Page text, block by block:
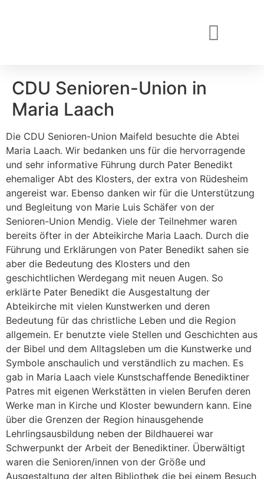
CDU Senioren-Union in
Maria Laach
Die CDU Senioren-Union Maifeld besuchte die Abtei
Maria Laach. Wir bedanken uns für die hervorragende
und sehr informative Führung durch Pater Benedikt
ehemaliger Abt des Klosters, der extra von Rüdesheim
angereist war. Ebenso danken wir für die Unterstützung
und Begleitung von Marie Luis Schäfer von der
Senioren-Union Mendig. Viele der Teilnehmer waren
bereits öfter in der Abteikirche Maria Laach. Durch die
Führung und Erklärungen von Pater Benedikt sahen sie
aber die Bedeutung des Klosters und den
geschichtlichen Werdegang mit neuen Augen. So
erklärte Pater Benedikt die Ausgestaltung der
Abteikirche mit vielen Kunstwerken und deren
Bedeutung für das christliche Leben und die Region
allgemein. Er benutzte viele Stellen und Geschichten aus
der Bibel und dem Alltagsleben um die Kunstwerke und
Symbole anschaulich und verständlich zu machen. Es
gab in Maria Laach viele Kunstschaffende Benediktiner
Patres mit eigenen Werkstätten in vielen Berufen deren
Werke man in Kirche und Kloster bewundern kann. Eine
über die Grenzen der Region hinausgehende
Lehrlingsausbildung neben der Bildhauerei war
Schwerpunkt der Arbeit der Benediktiner. Überwältigt
waren die Senioren/innen von der Größe und
Ausgestaltung der alten Bibliothek die bei einem Besuch